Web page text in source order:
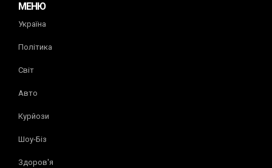
МЕНЮ
Україна
Політика
Світ
Авто
Курйози
Шоу-Біз
Здоров'я